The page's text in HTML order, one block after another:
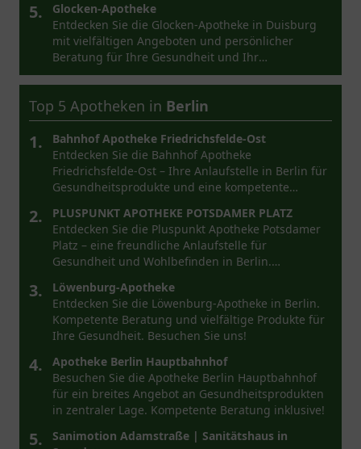
5.
Glocken-Apotheke
Entdecken Sie die Glocken-Apotheke in Duisburg
mit vielfältigen Angeboten und persönlicher
Beratung für Ihre Gesundheit und Ihr
Wohlbefinden.
Top 5 Apotheken in Berlin
1.
Bahnhof Apotheke Friedrichsfelde-Ost
Entdecken Sie die Bahnhof Apotheke
Friedrichsfelde-Ost – Ihre Anlaufstelle in Berlin für
Gesundheitsprodukte und eine kompetente
2.
PLUSPUNKT APOTHEKE POTSDAMER PLATZ
Entdecken Sie die Pluspunkt Apotheke Potsdamer
Platz – eine freundliche Anlaufstelle für
Gesundheit und Wohlbefinden in Berlin.
3.
Löwenburg-Apotheke
Entdecken Sie die Löwenburg-Apotheke in Berlin.
Kompetente Beratung und vielfältige Produkte für
Ihre Gesundheit. Besuchen Sie uns!
4.
Apotheke Berlin Hauptbahnhof
Besuchen Sie die Apotheke Berlin Hauptbahnhof
für ein breites Angebot an Gesundheitsprodukten
in zentraler Lage. Kompetente Beratung inklusive!
5.
Sanimotion Adamstraße | Sanitätshaus in